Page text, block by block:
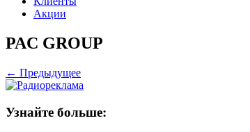
Акции
PAC GROUP
← Предыдущее
Узнайте больше: